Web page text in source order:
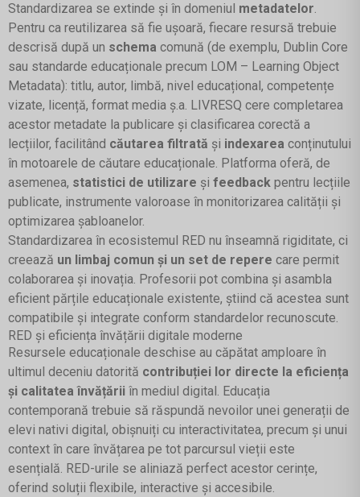
Standardizarea se extinde și în domeniul metadatelor.
Pentru ca reutilizarea să fie ușoară, fiecare resursă trebuie
descrisă după un schema comună (de exemplu, Dublin Core
sau standarde educaționale precum LOM – Learning Object
Metadata): titlu, autor, limbă, nivel educațional, competențe
vizate, licență, format media ș.a. LIVRESQ cere completarea
acestor metadate la publicare și clasificarea corectă a
lecțiilor, facilitând căutarea filtrată și indexarea conținutului
în motoarele de căutare educaționale. Platforma oferă, de
asemenea, statistici de utilizare și feedback pentru lecțiile
publicate, instrumente valoroase în monitorizarea calității și
optimizarea șabloanelor.
Standardizarea în ecosistemul RED nu înseamnă rigiditate, ci
creează un limbaj comun și un set de repere care permit
colaborarea și inovația. Profesorii pot combina și asambla
eficient părțile educaționale existente, știind că acestea sunt
compatibile și integrate conform standardelor recunoscute.
RED și eficiența învățării digitale moderne
Resursele educaționale deschise au căpătat amploare în
ultimul deceniu datorită contribuției lor directe la eficiența
și calitatea învățării în mediul digital. Educația
contemporană trebuie să răspundă nevoilor unei generații de
elevi nativi digital, obișnuiți cu interactivitatea, precum și unui
context în care învățarea pe tot parcursul vieții este
esențială. RED-urile se aliniază perfect acestor cerințe,
oferind soluții flexibile, interactive și accesibile.